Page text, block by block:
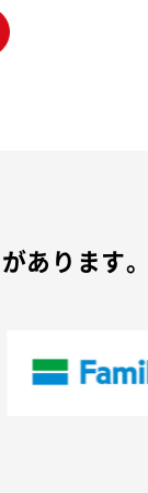
があります